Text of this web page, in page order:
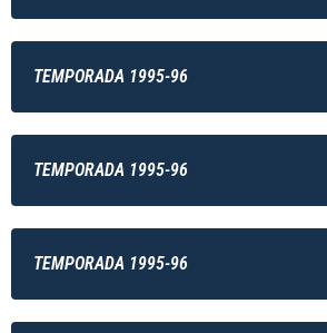
TEMPORADA 1995-96
TEMPORADA 1995-96
TEMPORADA 1995-96